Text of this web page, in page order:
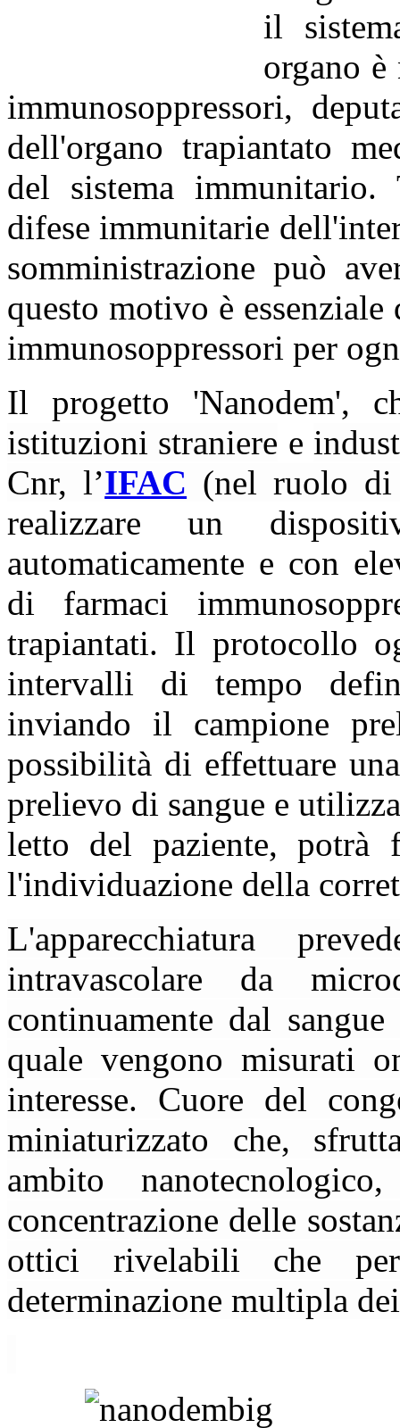
il
organo è
immunosoppressori,
dell'organo trapiantato
del sistema immunitario.
difese immunitarie
somministrazione può
questo motivo è
immunosoppressori per
Il progetto 'Nanodem',
istituzioni straniere e
Cnr, l’IFAC (nel ruolo
realizzare un
automaticamente e con
di farmaci
trapiantati. Il protocollo
intervalli di tempo
inviando il campione
possibilità di effettuare
prelievo di sangue e
letto del paziente, potrà
l'individuazione della
L'apparecchiatura
intravascolare da
continuamente dal
quale vengono misurati
interesse. Cuore del
miniaturizzato che,
ambito
concentrazione delle
ottici rivelabili che
determinazione multipla